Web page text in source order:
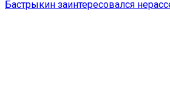
Бастрыкин заинтересовался